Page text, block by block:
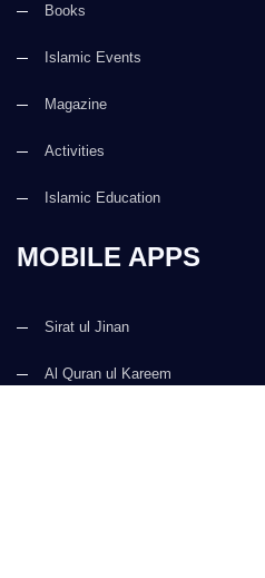
Books
Islamic Events
Magazine
Activities
Islamic Education
MOBILE APPS
Sirat ul Jinan
Al Quran ul Kareem